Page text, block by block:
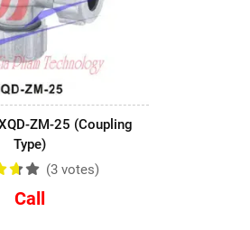
ZM-25 (Coupling
Type)
(3 votes)
Call